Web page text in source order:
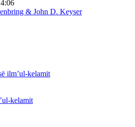
& John D. Keyser
ilm’ul-kelamit
kelamit